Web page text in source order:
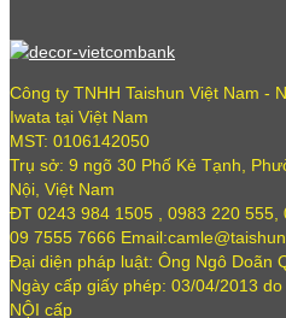
Công ty TNHH Taishun Việt Nam -
Iwata tại Việt Nam
MST: 0106142050
Trụ sở: 9 ngõ 30 Phố Kẻ Tạnh,
Nội, Việt Nam
ĐT 0243 984 1505 , 0983 220 555,
09 7555 7666
Đại diện pháp luật: Ông Ngô Doãn
Ngày cấp giấy phép: 03/04/2013
NỘI cấp